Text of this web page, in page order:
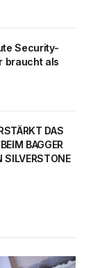
Security-
braucht als
DAS
BAGGER
SILVERSTONE